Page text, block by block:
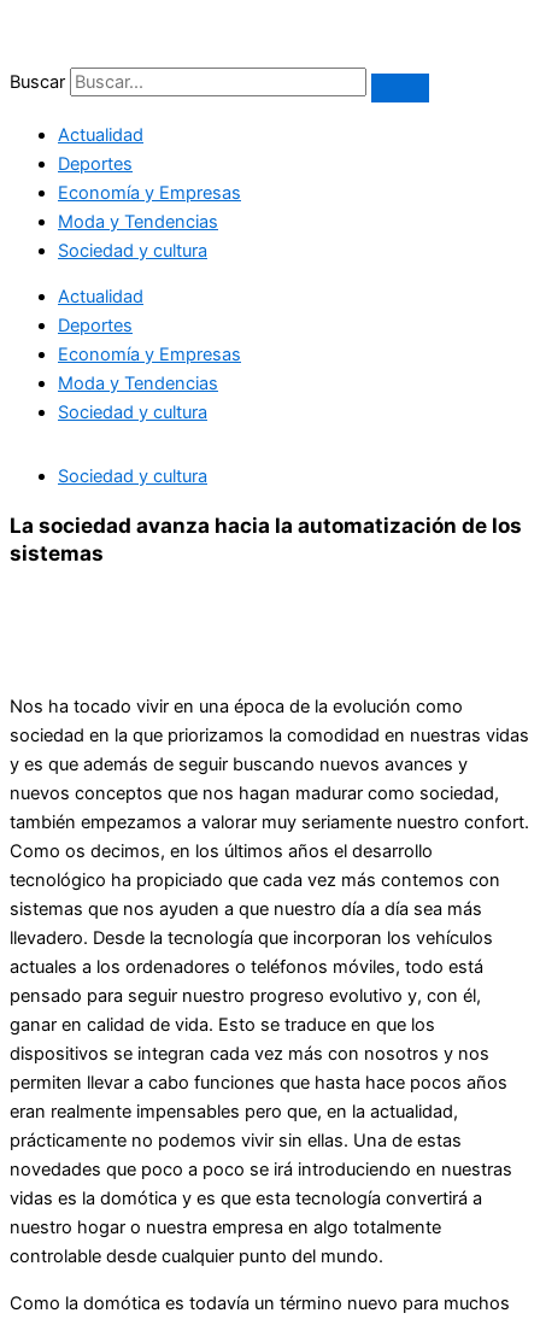
contenido
Buscar
Actualidad
Deportes
Economía y Empresas
Moda y Tendencias
Sociedad y cultura
Actualidad
Deportes
Economía y Empresas
Moda y Tendencias
Sociedad y cultura
Sociedad y cultura
La sociedad avanza hacia la automatización de los
sistemas
Nos ha tocado vivir en una época de la evolución como
sociedad en la que priorizamos la comodidad en nuestras vidas
y es que además de seguir buscando nuevos avances y
nuevos conceptos que nos hagan madurar como sociedad,
también empezamos a valorar muy seriamente nuestro confort.
Como os decimos, en los últimos años el desarrollo
tecnológico ha propiciado que cada vez más contemos con
sistemas que nos ayuden a que nuestro día a día sea más
llevadero. Desde la tecnología que incorporan los vehículos
actuales a los ordenadores o teléfonos móviles, todo está
pensado para seguir nuestro progreso evolutivo y, con él,
ganar en calidad de vida. Esto se traduce en que los
dispositivos se integran cada vez más con nosotros y nos
permiten llevar a cabo funciones que hasta hace pocos años
eran realmente impensables pero que, en la actualidad,
prácticamente no podemos vivir sin ellas. Una de estas
novedades que poco a poco se irá introduciendo en nuestras
vidas es la domótica y es que esta tecnología convertirá a
nuestro hogar o nuestra empresa en algo totalmente
controlable desde cualquier punto del mundo.
Como la domótica es todavía un término nuevo para muchos